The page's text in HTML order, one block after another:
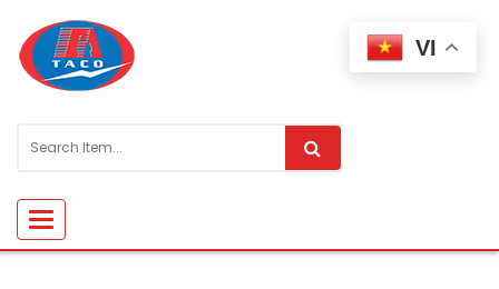
Toggle
navigation
VI